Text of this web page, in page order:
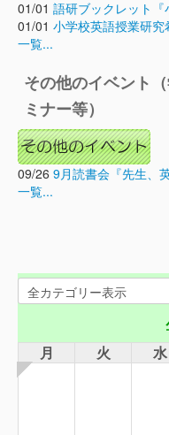
01/01 語研ブックレット『
01/01 小学校英語授業研究
一覧...
その他のイベント
ミナー等）
09/26 9月読書会『先生、
一覧...
月 火 水